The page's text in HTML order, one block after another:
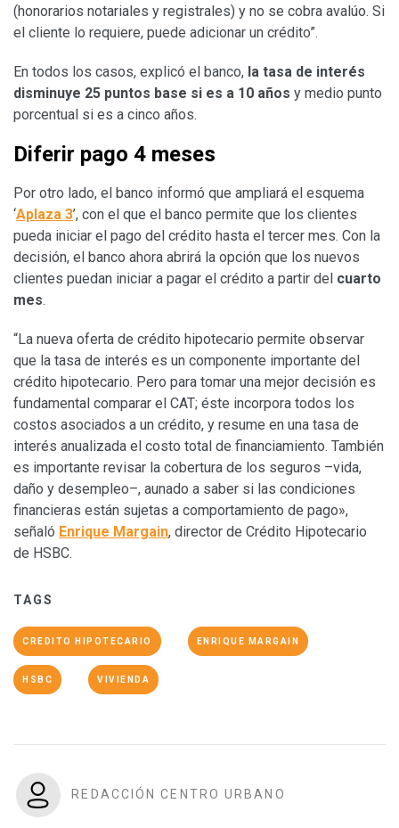
(honorarios notariales y registrales) y no se cobra avalúo. Si
el cliente lo requiere, puede adicionar un crédito”.
En todos los casos, explicó el banco, la tasa de interés
disminuye 25 puntos base si es a 10 años y medio punto
porcentual si es a cinco años.
Diferir pago 4 meses
Por otro lado, el banco informó que ampliará el esquema
‘Aplaza 3’, con el que el banco permite que los clientes
pueda iniciar el pago del crédito hasta el tercer mes. Con la
decisión, el banco ahora abrirá la opción que los nuevos
clientes puedan iniciar a pagar el crédito a partir del cuarto
mes.
“La nueva oferta de crédito hipotecario permite observar
que la tasa de interés es un componente importante del
crédito hipotecario. Pero para tomar una mejor decisión es
fundamental comparar el CAT; éste incorpora todos los
costos asociados a un crédito, y resume en una tasa de
interés anualizada el costo total de financiamiento. También
es importante revisar la cobertura de los seguros –vida,
daño y desempleo–, aunado a saber si las condiciones
financieras están sujetas a comportamiento de pago»,
señaló Enrique Margain, director de Crédito Hipotecario
de HSBC.
TAGS
CREDITO HIPOTECARIO ENRIQUE MARGAIN
HSBC VIVIENDA
REDACCIÓN CENTRO URBANO